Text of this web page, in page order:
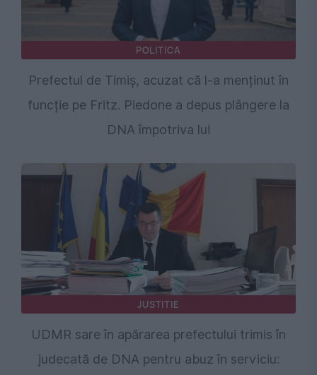
POLITICA
Prefectul de Timiș, acuzat că l-a menținut în
funcție pe Fritz. Piedone a depus plângere la
DNA împotriva lui
JUSTITIE
UDMR sare în apărarea prefectului trimis în
judecată de DNA pentru abuz în serviciu: